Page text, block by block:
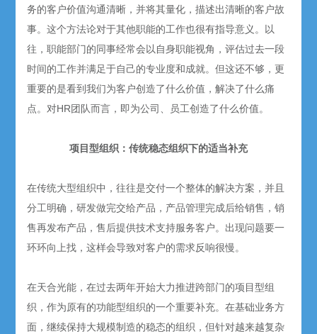
务的客户价值沟通清晰，并将其量化，描述出清晰的客户故
事。这个方法论对于其他职能的工作也很有指导意义。以
往，职能部门的同事经常会以自身职能视角，评估过去一段
时间的工作并满足于自己的专业度和成就。但这还不够，更
重要的是看到我们为客户创造了什么价值，解决了什么痛
点。对HR团队而言，即为公司、员工创造了什么价值。
项目型组织：传统稳态组织下的适当补充
在传统大型组织中，往往是交付一个整体的解决方案，并且
分工明确，研发做完交给产品，产品管理完成后给销售，销
售再发布产品，售后提供技术支持服务客户。出现问题要一
环环向上找，这样会导致对客户的需求反响很慢。
在天合光能，在过去两年开始大力推进跨部门的项目型组
织，作为原有的功能型组织的一个重要补充。在基础业务方
面，继续保持大规模制造的稳态的组织，但针对越来越复杂